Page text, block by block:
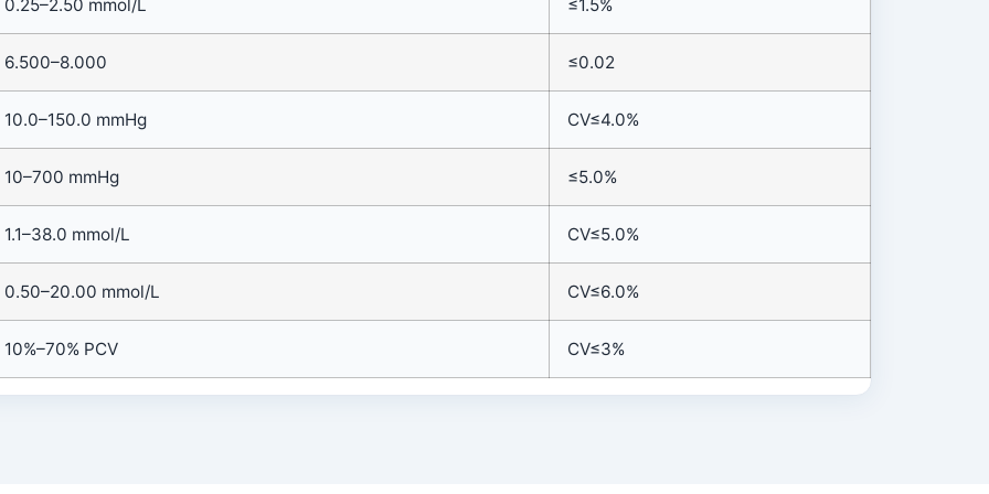
0.25–2.50 mmol/L ≤1.5%
6.500–8.000 ≤0.02
10.0–150.0 mmHg CV≤4.0%
10–700 mmHg ≤5.0%
1.1–38.0 mmol/L CV≤5.0%
0.50–20.00 mmol/L CV≤6.0%
10%–70% PCV CV≤3%